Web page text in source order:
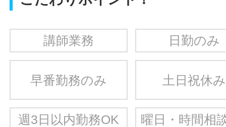
講師業務 日勤のみ
早番勤務のみ 土日祝休み
週3日以内勤務OK 曜日・時間相